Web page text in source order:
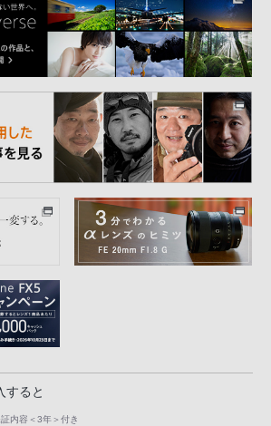
すると
内容 ＜3年＞ 付き